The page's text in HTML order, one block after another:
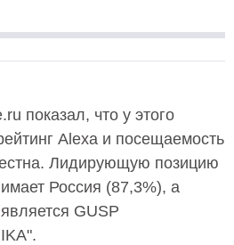
показал, что у этого
Alexa и посещаемость
Лидирующую позицию
Россия (87,3%), а
GUSP